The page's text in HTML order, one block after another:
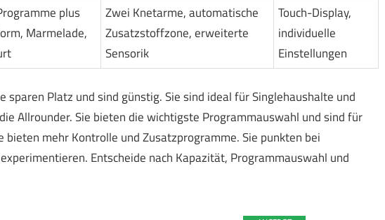
plus
Marmelade,
Zwei Knetarme, automatische
Zusatzstoffzone, erweiterte
Sensorik
Touch-Display,
individuelle
Einstellungen
Platz und sind günstig. Sie sind ideal für Singlehaushalte und
Allrounder. Sie bieten die wichtigste Programmauswahl und sind für
mehr Kontrolle und Zusatzprogramme. Sie punkten bei
Entscheide nach Kapazität, Programmauswahl und